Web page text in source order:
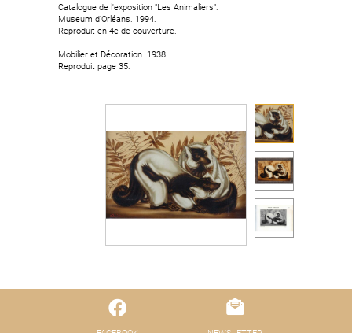
Catalogue de l'exposition "Les Animaliers".
Museum d'Orléans. 1994.
Reproduit en 4e de couverture.
Mobilier et Décoration. 1938.
Reproduit page 35.